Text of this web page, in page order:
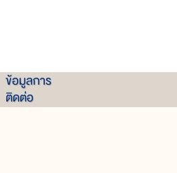
ข้อมูลการ
ติดต่อ